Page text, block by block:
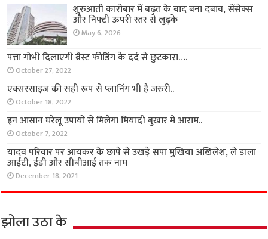
शुरुआती कारोबार में बढ़त के बाद बना दबाव, सेंसेक्स
और निफ्टी ऊपरी स्तर से लुढ़के
May 6, 2026
पत्ता गोभी दिलाएगी ब्रैस्ट फीडिंग के दर्द से छुटकारा….
October 27, 2022
एक्सरसाइज की सही रूप से प्लानिंग भी है जरुरी..
October 18, 2022
इन आसान घरेलू उपायों से मिलेगा मियादी बुखार में आराम..
October 7, 2022
यादव परिवार पर आयकर के छापे से उखड़े सपा मुखिया अखिलेश, ले डाला
आईटी, ईडी और सीबीआई तक नाम
December 18, 2021
झोला उठा के